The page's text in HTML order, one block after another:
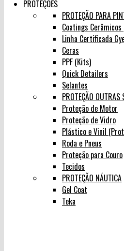
PROTEÇÕES
PROTEÇÃO PARA
Coatings
Linha Certificada
Ceras
PPF (Kits)
Quick Detailers
Selantes
PROTEÇÃO OUTRAS
Proteção de Motor
Proteção de Vidro
Plástico e Vinil
Roda e Pneus
Proteção para Couro
Tecidos
PROTEÇÃO NÁUTICA
Gel Coat
Teka